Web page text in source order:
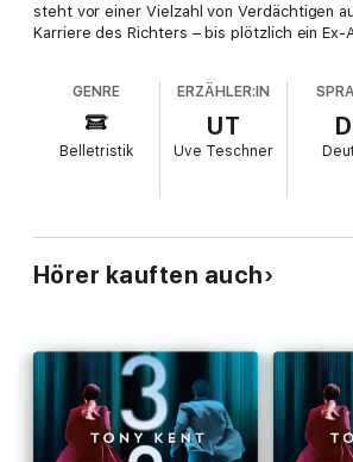
steht vor einer Vielzahl von Verdächtigen
Karriere des Richters – bis plötzlich ein Ex-
zu ermitteln und stellt mit Entsetzen fest,
zu ihrem Verlobten, dem Staranwalt
der Schlüssel zur Lösung des Falls in
Wettlauf gegen die Zeit beginnt:
stoppen, bevor es zu spät ist ...
ca. 13h 55min
GENRE
Belletristik
ERZÄHLER:IN
UT
Uve Teschner
Hörer kauften auch